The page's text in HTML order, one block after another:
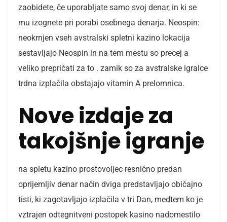
zaobidete, če uporabljate samo svoj denar, in ki se
mu izognete pri porabi osebnega denarja. Neospin:
neokrnjen vseh avstralski spletni kazino lokacija
sestavljajo Neospin in na tem mestu so precej a
veliko prepričati za to . zamik so za avstralske igralce
trdna izplačila obstajajo vitamin A prelomnica.
Nove izdaje za
takojšnje igranje
na spletu kazino prostovoljec resnično predan
oprijemljiv denar način dviga predstavljajo običajno
tisti, ki zagotavljajo izplačila v tri Dan, medtem ko je
vztrajen odtegnitveni postopek kasino nadomestilo